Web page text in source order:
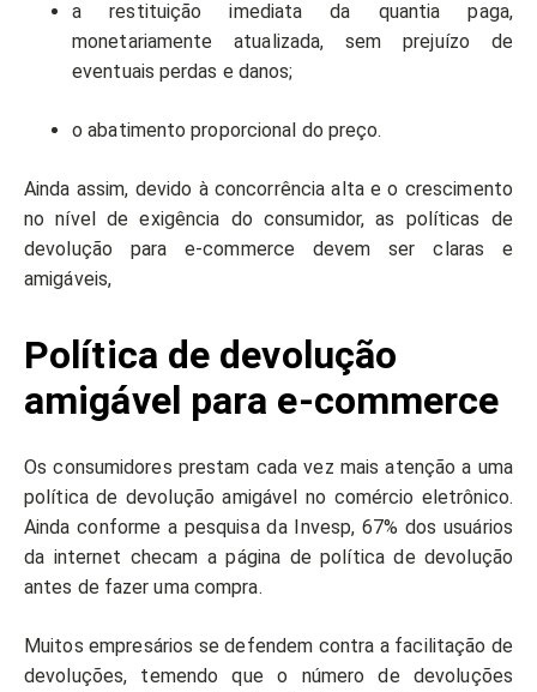
a restituição imediata da quantia paga,
monetariamente atualizada, sem prejuízo de
eventuais perdas e danos;
o abatimento proporcional do preço.
Ainda assim, devido à concorrência alta e o crescimento
no nível de exigência do consumidor, as políticas de
devolução para e-commerce devem ser claras e
amigáveis,
Política de devolução
amigável para e-commerce
Os consumidores prestam cada vez mais atenção a uma
política de devolução amigável no comércio eletrônico.
Ainda conforme a pesquisa da Invesp, 67% dos usuários
da internet checam a página de política de devolução
antes de fazer uma compra.
Muitos empresários se defendem contra a facilitação de
devoluções, temendo que o número de devoluções